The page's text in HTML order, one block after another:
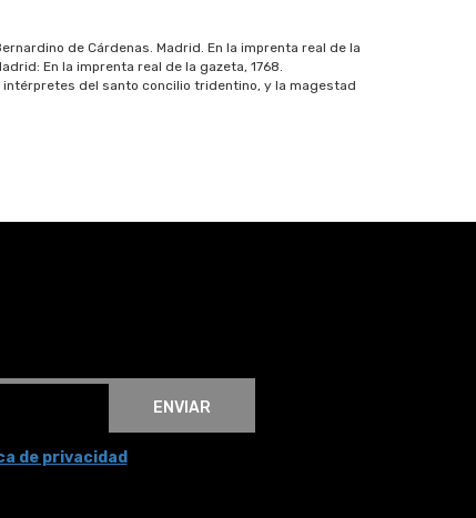
de Cárdenas. Madrid. En la imprenta real de la
En la imprenta real de la gazeta, 1768.
intérpretes del santo concilio tridentino, y la magestad
ENVIAR
de privacidad